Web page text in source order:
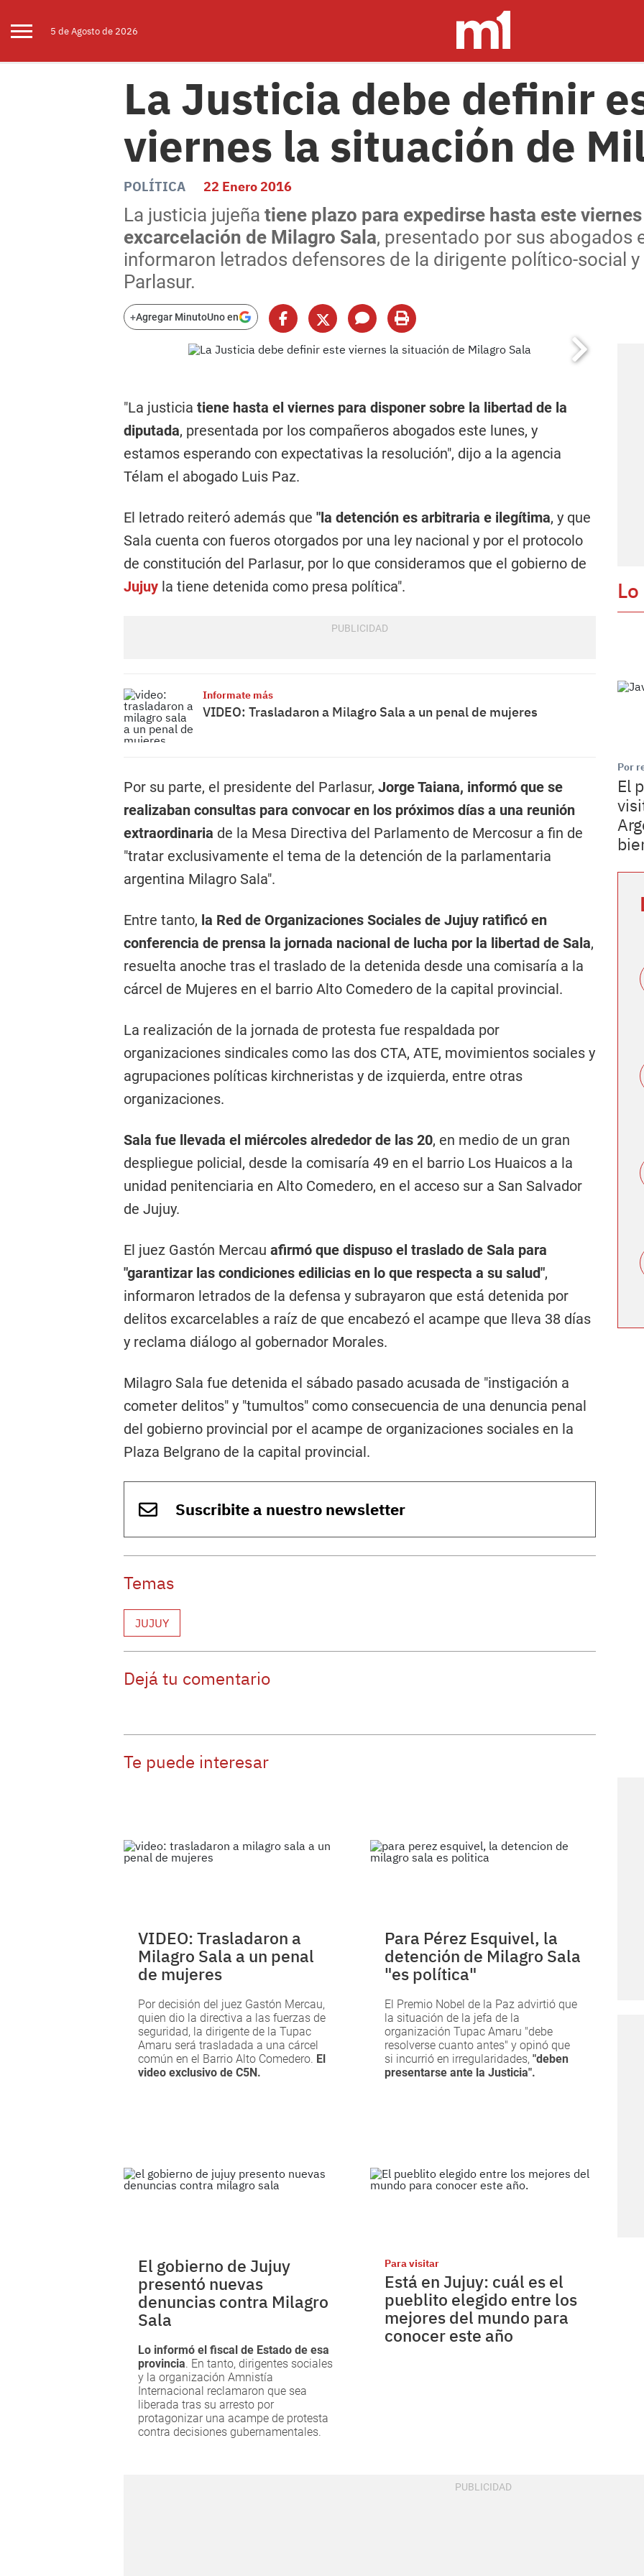
5 deAgostode 2026
La Justicia debe definir
viernes la situación de
POLÍTICA 22 Enero 2016
La justicia jujeña tiene plazo para expedirse hasta este
excarcelación de Milagro Sala, presentado por sus abogados
informaron letrados defensores de la dirigente político-social y
Parlasur.
+Agregar MinutoUno en
"La justicia tiene hasta el viernes para disponer sobre la libertad de la
diputada, presentada por los compañeros abogados este lunes, y
estamos esperando con expectativas la resolución", dijo a la agencia
Télam el abogado Luis Paz.
El letrado reiteró además que "la detención es arbitraria e ilegítima, y que
Sala cuenta con fueros otorgados por una ley nacional y por el protocolo
de constitución del Parlasur, por lo que consideramos que el gobierno de
Jujuy la tiene detenida como presa política".
Informate más
VIDEO: Trasladaron a Milagro Sala a un penal de mujeres
Por su parte, el presidente del Parlasur, Jorge Taiana, informó que se
realizaban consultas para convocar en los próximos días a una reunión
extraordinaria de la Mesa Directiva del Parlamento de Mercosur a fin de
"tratar exclusivamente el tema de la detención de la parlamentaria
argentina Milagro Sala".
Entre tanto, la Red de Organizaciones Sociales de Jujuy ratificó en
conferencia de prensa la jornada nacional de lucha por la libertad de Sala,
resuelta anoche tras el traslado de la detenida desde una comisaría a la
cárcel de Mujeres en el barrio Alto Comedero de la capital provincial.
La realización de la jornada de protesta fue respaldada por
organizaciones sindicales como las dos CTA, ATE, movimientos sociales y
agrupaciones políticas kirchneristas y de izquierda, entre otras
organizaciones.
Sala fue llevada el miércoles alrededor de las 20, en medio de un gran
despliegue policial, desde la comisaría 49 en el barrio Los Huaicos a la
unidad penitenciaria en Alto Comedero, en el acceso sur a San Salvador
de Jujuy.
El juez Gastón Mercau afirmó que dispuso el traslado de Sala para
"garantizar las condiciones edilicias en lo que respecta a su salud",
informaron letrados de la defensa y subrayaron que está detenida por
delitos excarcelables a raíz de que encabezó el acampe que lleva 38 días
y reclama diálogo al gobernador Morales.
Milagro Sala fue detenida el sábado pasado acusada de "instigación a
cometer delitos" y "tumultos" como consecuencia de una denuncia penal
del gobierno provincial por el acampe de organizaciones sociales en la
Plaza Belgrano de la capital provincial.
Suscribite a nuestro newsletter
Temas
JUJUY
Dejá tu comentario
Te puede interesar
VIDEO: Trasladaron a
Milagro Sala a un penal
de mujeres
Por decisión del juez Gastón Mercau,
quien dio la directiva a las fuerzas de
seguridad, la dirigente de la Tupac
Amaru será trasladada a una cárcel
común en el Barrio Alto Comedero. El
video exclusivo de C5N.
Para Pérez Esquivel, la
detención de Milagro Sala
"es política"
El Premio Nobel de la Paz advirtió que
la situación de la jefa de la
organización Tupac Amaru "debe
resolverse cuanto antes" y opinó que
si incurrió en irregularidades,"deben
presentarse ante la Justicia".
El gobierno de Jujuy
presentó nuevas
denuncias contra Milagro
Sala
Lo informó el fiscal de Estado de esa
provincia. En tanto, dirigentes sociales
y la organización Amnistía
Internacional reclamaron que sea
liberada tras su arresto por
protagonizar una acampe de protesta
contra decisiones gubernamentales.
Para visitar
Está en Jujuy: cuál es el
pueblito elegido entre los
mejores del mundo para
conocer este año
Por
El